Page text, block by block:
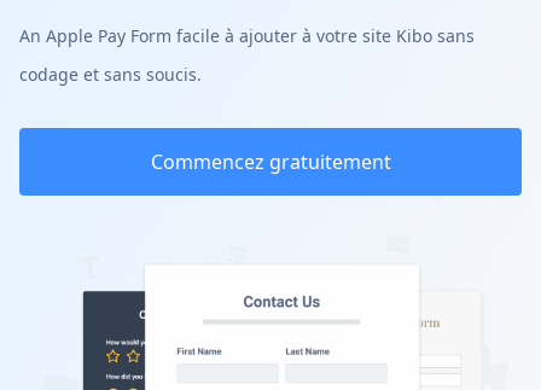
An Apple Pay Form facile à ajouter à votre site Kibo sans
codage et sans soucis.
Commencez gratuitement